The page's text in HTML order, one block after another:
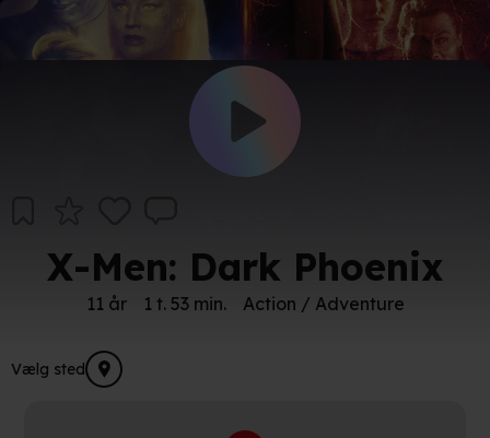
X-Men: Dark Phoenix
11 år 1 t. 53 min. Action / Adventure
Vælg sted